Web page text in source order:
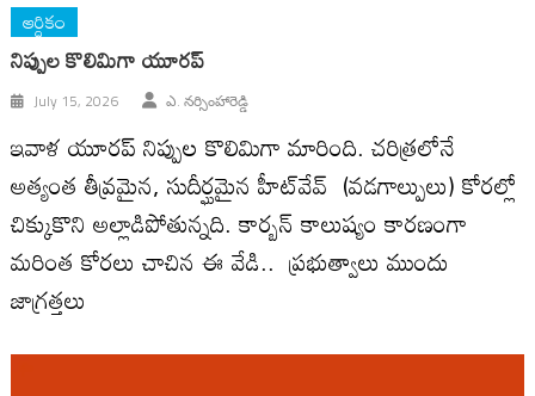
ఆర్ధికం
నిప్పుల కొలిమిగా యూరప్
July 15, 2026 ఎ. నర్సింహారెడ్డి
ఇవాళ యూరప్ నిప్పుల కొలిమిగా మారింది. చరిత్రలోనే
అత్యంత తీవ్రమైన, సుదీర్ఘమైన హీట్‌వేవ్ (వడగాల్పులు) కోరల్లో
చిక్కుకొని అల్లాడిపోతున్నది. కార్బన్ కాలుష్యం కారణంగా
మరింత కోరలు చాచిన ఈ వేడి.. ప్రభుత్వాలు ముందు
జాగ్రత్తలు